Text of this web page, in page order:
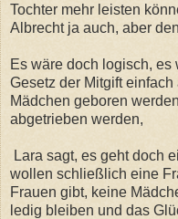
Tochter mehr leisten
Albrecht ja auch, aber
Es wäre doch logisch,
Gesetz der Mitgift
Mädchen geboren
abgetrieben werden,
Lara sagt, es geht doch
wollen schließlich eine
Frauen gibt, keine
ledig bleiben und das